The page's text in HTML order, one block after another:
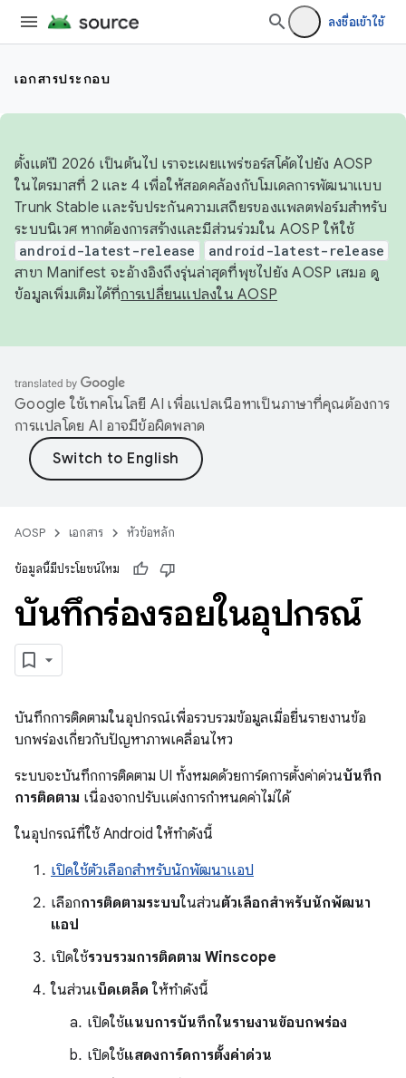
ลงชื่อเข้าใช้
เอกสารประกอบ
ตั้งแต่ปี 2026 เป็นต้นไป เราจะเผยแพร่ซอร์สโค้ดไปยัง AOSP
ในไตรมาสที่ 2 และ 4 เพื่อให้สอดคล้องกับโมเดลการพัฒนาแบบ
Trunk Stable และรับประกันความเสถียรของแพลตฟอร์มสำหรับ
ระบบนิเวศ หากต้องการสร้างและมีส่วนร่วมใน AOSP ให้ใช้
android-latest-release android-latest-release
สาขา Manifest จะอ้างอิงถึงรุ่นล่าสุดที่พุชไปยัง AOSP เสมอ ดู
ข้อมูลเพิ่มเติมได้ที่การเปลี่ยนแปลงใน AOSP
Google ใช้เทคโนโลยี AI เพื่อแปลเนื้อหาเป็นภาษาที่คุณต้องการ
การแปลโดย AI อาจมีข้อผิดพลาด
AOSP เอกสาร หัวข้อหลัก
ข้อมูลนี้มีประโยชน์ไหม
บันทึกร่องรอยในอุปกรณ์
บันทึกการติดตามในอุปกรณ์เพื่อรวบรวมข้อมูลเมื่อยื่นรายงานข้อ
บกพร่องเกี่ยวกับปัญหาภาพเคลื่อนไหว
ระบบจะบันทึกการติดตาม UI ทั้งหมดด้วยการ์ดการตั้งค่าด่วนบันทึก
การติดตาม เนื่องจากปรับแต่งการกำหนดค่าไม่ได้
ในอุปกรณ์ที่ใช้ Android ให้ทำดังนี้
เปิดใช้ตัวเลือกสำหรับนักพัฒนาแอป
เลือกการติดตามระบบในส่วนตัวเลือกสำหรับนักพัฒนา
แอป
เปิดใช้รวบรวมการติดตาม Winscope
ในส่วนเบ็ดเตล็ด ให้ทำดังนี้
เปิดใช้แนบการบันทึกในรายงานข้อบกพร่อง
เปิดใช้แสดงการ์ดการตั้งค่าด่วน